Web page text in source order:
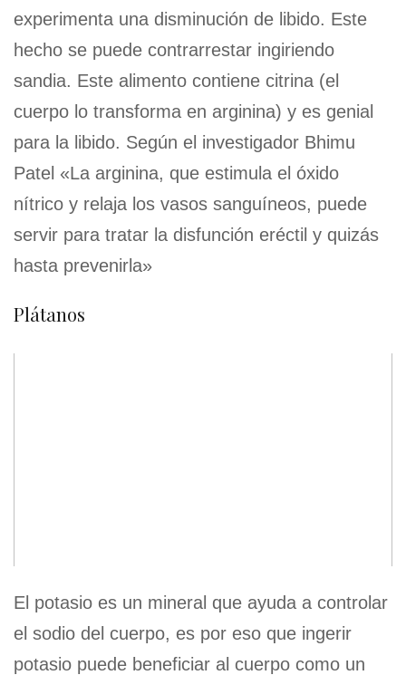
experimenta una disminución de libido. Este
hecho se puede contrarrestar ingiriendo
sandia. Este alimento contiene citrina (el
cuerpo lo transforma en arginina) y es genial
para la libido. Según el investigador Bhimu
Patel «La arginina, que estimula el óxido
nítrico y relaja los vasos sanguíneos, puede
servir para tratar la disfunción eréctil y quizás
hasta prevenirla»
Plátanos
El potasio es un mineral que ayuda a controlar
el sodio del cuerpo, es por eso que ingerir
potasio puede beneficiar al cuerpo como un